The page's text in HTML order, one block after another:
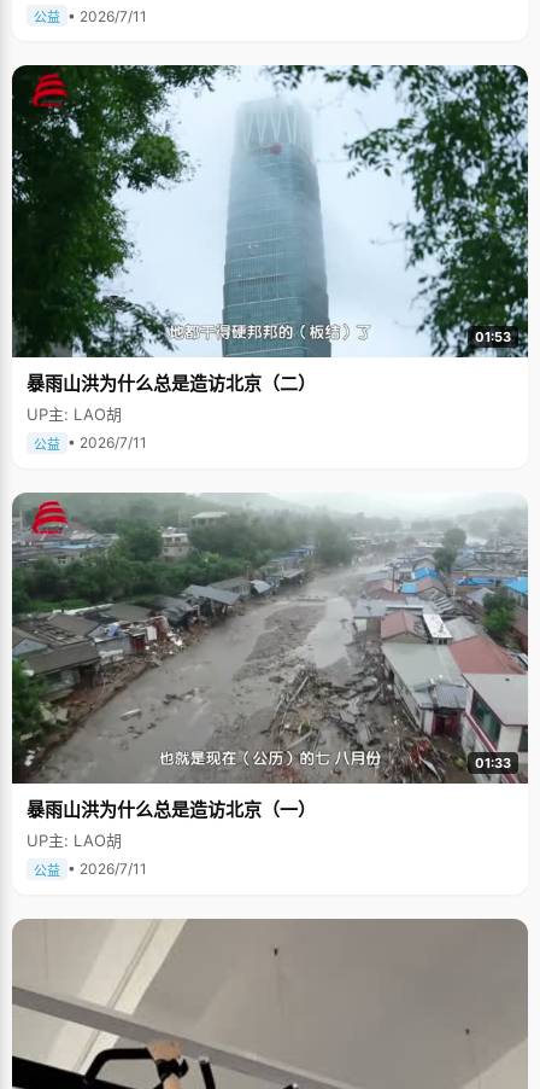
公益 • 2026/7/11
01:53
暴雨山洪为什么总是造访北京（二）
UP主: LAO胡
公益 • 2026/7/11
01:33
暴雨山洪为什么总是造访北京（一）
UP主: LAO胡
公益 • 2026/7/11